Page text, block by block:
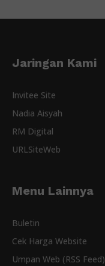
Jaringan Kami
Invitee Site
Nadia Aisyah
RM Digital
URLSiteWeb
Menu Lainnya
Buletin
Cek Harga Website
Umpan Web (RSS Feed)